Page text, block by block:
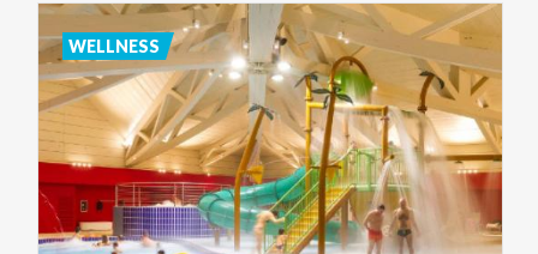
WELLNESS